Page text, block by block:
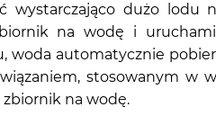
wystarczająco dużo lodu
na wodę i
woda automatycznie
stosowanym w
zbiornik na wodę.